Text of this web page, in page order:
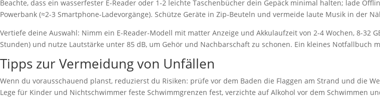
Beachte, dass ein wasserfester E-Reader oder 1-2 leichte Taschenbücher dein Gepäck minimal halten; lade
Powerbank (≈2-3 Smartphone-Ladevorgänge). Schütze Geräte in Zip‑Beuteln und vermeide laute Musik in der
Vertiefe deine Auswahl: Nimm ein E-Reader-Modell mit matter Anzeige und Akkulaufzeit von 2-4 Wochen, 8-32
Stunden) und nutze Lautstärke unter 85 dB, um Gehör und Nachbarschaft zu schonen. Ein kleines Notfallbuch
Tipps zur Vermeidung von Unfällen
Wenn du vorausschauend planst, reduzierst du Risiken: prüfe vor dem Baden die Flaggen am Strand und die
Lege für Kinder und Nichtschwimmer feste Schwimmgrenzen fest, verzichte auf Alkohol vor dem Schwimmen